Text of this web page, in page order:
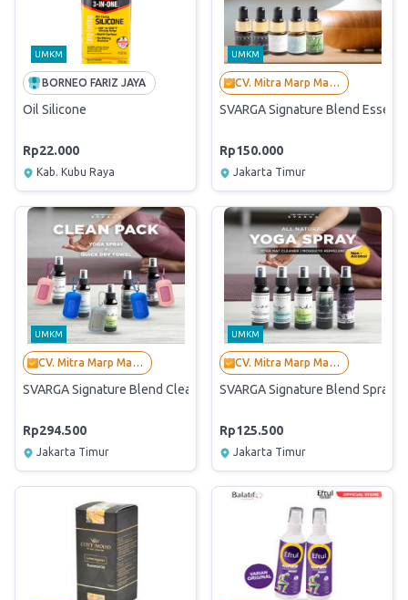
UMKM
BORNEO FARIZ JAYA
Oil Silicone
Rp22.000
Kab. Kubu Raya
UMKM
CV. Mitra Marp Mandiri
SVARGA Signature Blend
Rp150.000
Jakarta Timur
UMKM
CV. Mitra Marp Mandiri
SVARGA Signature Blend Clean Pack
Rp294.500
Jakarta Timur
UMKM
CV. Mitra Marp Mandiri
SVARGA Signature Blend Spray
Rp125.500
Jakarta Timur